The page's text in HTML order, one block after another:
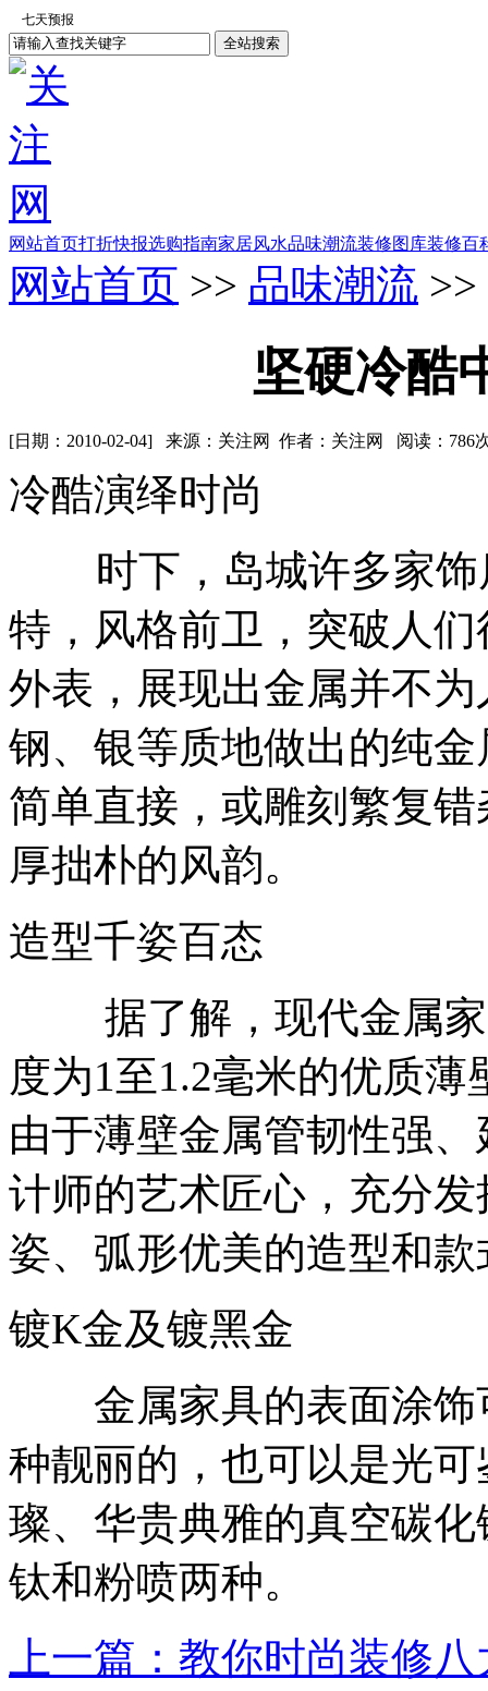
网站首页打折快报选购指南家居风水品味潮流装修图库装修百
网站首页 >> 品味潮流
坚硬冷酷
[日期：2010-02-04] 来源：关注网 作者：关注网 阅读： 786
冷酷演绎时尚
时下，岛城许多家饰
特，风格前卫，突破人
外表，展现出金属并不
钢、银等质地做出的纯
简单直接，或雕刻繁复
厚拙朴的风韵。
造型千姿百态
据了解，现代金属家
度为1至1.2毫米的优质
由于薄壁金属管韧性强
计师的艺术匠心，充分
姿、弧形优美的造型和款
镀K金及镀黑金
金属家具的表面涂饰
种靓丽的，也可以是光
璨、华贵典雅的真空碳
钛和粉喷两种。
上一篇：教你时尚装修